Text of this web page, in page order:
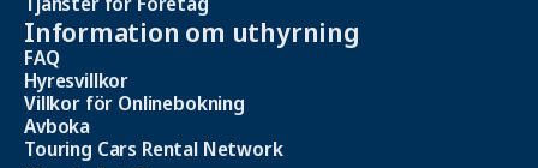
Information om uthyrning
FAQ
Hyresvillkor
Villkor för Onlinebokning
Avboka
Touring Cars Rental Network